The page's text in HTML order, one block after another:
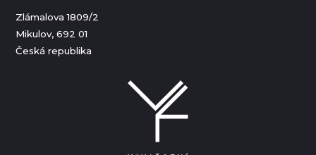
Zlámalova 1809/2
Mikulov, 692 01
Česká republika